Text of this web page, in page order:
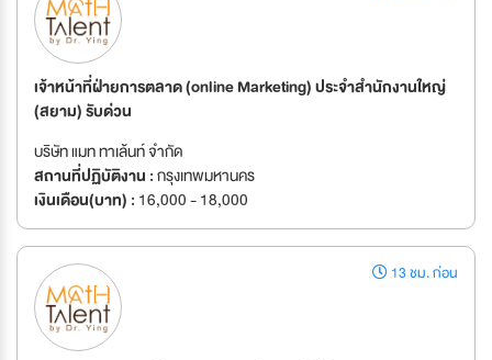
เจ้าหน้าที่ฝ่ายการตลาด (online Marketing) ประจำสำนักงานใหญ่
(สยาม) รับด่วน
บริษัท แมท ทาเล้นท์ จำกัด
สถานที่ปฏิบัติงาน :กรุงเทพมหานคร
เงินเดือน(บาท) : 16,000 - 18,000
13 ชม. ก่อน